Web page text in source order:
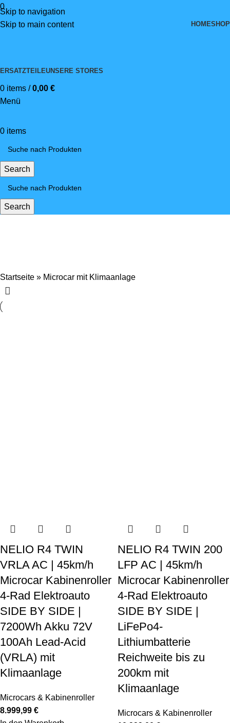
Skip to navigation
Skip to main content
0
HOMESHOP
ERSATZTEILEUNSERE STORES
0 items / 0,00 €
Menü
0 items
Search
Search
Startseite » Microcar mit Klimaanlage
NELIO R4 TWIN
VRLA AC | 45km/h
Microcar Kabinenroller
4-Rad Elektroauto
SIDE BY SIDE |
7200Wh Akku 72V
100Ah Lead-Acid
(VRLA) mit
Klimaanlage
Microcars & Kabinenroller
8.999,99 €
NELIO R4 TWIN 200
LFP AC | 45km/h
Microcar Kabinenroller
4-Rad Elektroauto
SIDE BY SIDE |
LiFePo4-
Lithiumbatterie
Reichweite bis zu
200km mit
Klimaanlage
Microcars & Kabinenroller